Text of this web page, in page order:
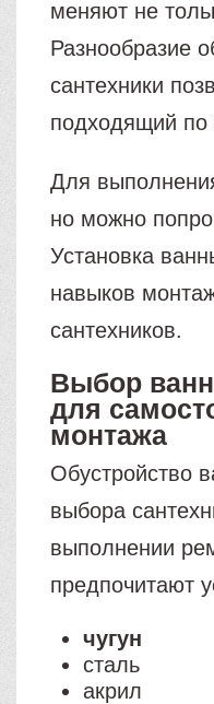
меняют не
Разнообразие
сантехники
подходящий по
Для
но можно
Установка
навыков
сантехников.
Выбор
для
монтажа
Обустройство
выбора
выполнении
предпочитают
чугун
сталь
акрил